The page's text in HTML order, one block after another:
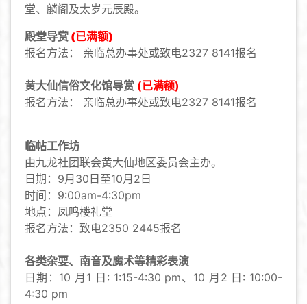
堂、麟阁及太岁元辰殿。
殿堂导赏 (已满额)
报名方法： 亲临总办事处或致电2327 8141报名
黄大仙信俗文化馆导赏 (已满额)
报名方法： 亲临总办事处或致电2327 8141报名
临帖工作坊
由九龙社团联会黄大仙地区委员会主办。
日期：9月30日至10月2日
时间：9:00am-4:30pm
地点：凤鸣楼礼堂
报名方法：致电2350 2445报名
各类杂耍、南音及魔术等精彩表演
日期： 10 月1 日: 1:15-4:30 pm、 10 月2 日: 10:00-
4:30 pm